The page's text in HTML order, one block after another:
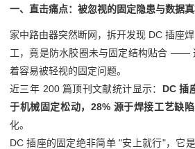
一、直击痛点：被忽视的固定隐患与数据真
家中路由器突然断网，拆开发现 DC 插座
工，竟是防水胶圈未与固定结构贴合 ——
着容易被轻视的固定问题。
近三年 200 篇顶刊文献统计显示： DC 插
于机械固定松动，28% 源于焊接工艺缺陷
化。
DC 插座的固定绝非简单 "安上就行"，它